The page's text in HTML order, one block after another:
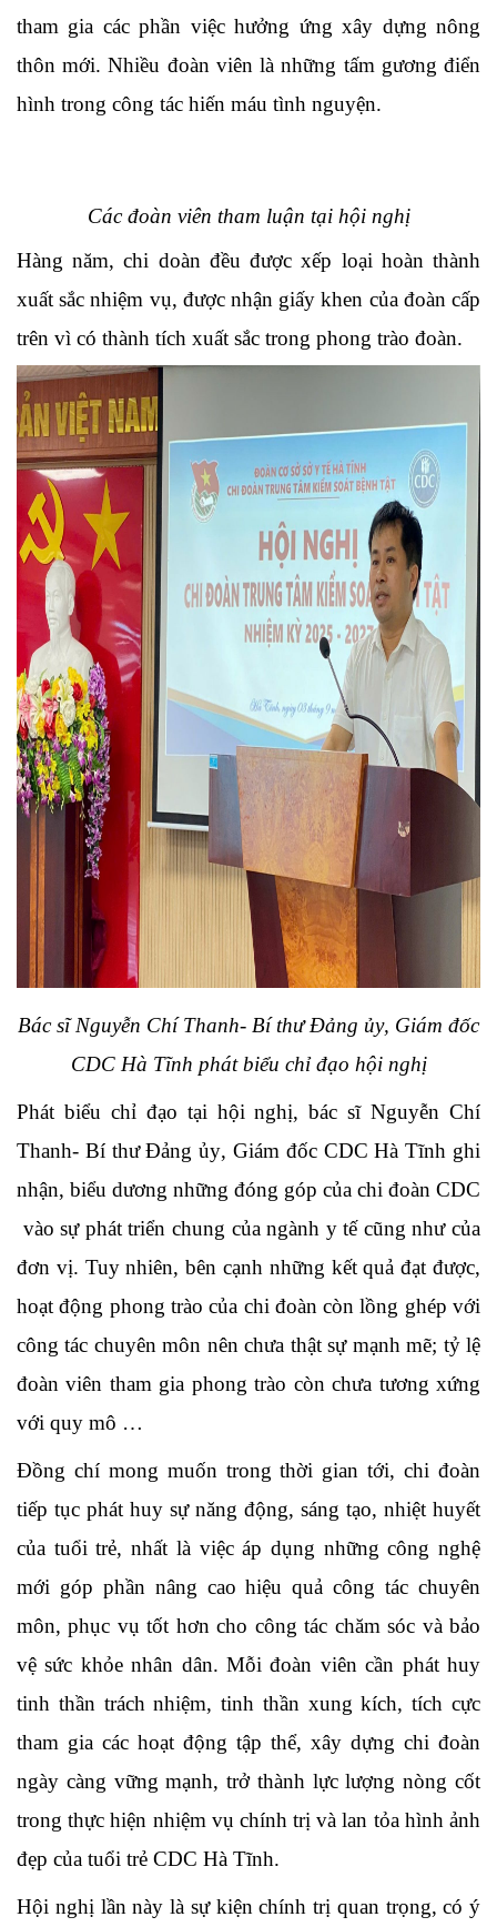
tham gia các phần việc hưởng ứng xây dựng nông
thôn mới.Nhiều đoàn viên là những tấm gương điển
hình trong công tác hiến máu tình nguyện.
Các đoàn viên tham luận tại hội nghị
Hàng năm, chi doàn đều được xếp loại hoàn thành
xuất sắc nhiệm vụ, được nhận giấy khen của đoàn cấp
trên vì có thành tích xuất sắc trong phong trào đoàn.
Bác sĩ Nguyễn Chí Thanh- Bí thư Đảng ủy, Giám đốc
CDC Hà Tĩnh phát biểu chỉ đạo hội nghị
Phát biểu chỉ đạo tại hội nghị, bác sĩ Nguyễn Chí
Thanh- Bí thư Đảng ủy,Giám đốc CDC Hà Tĩnh ghi
nhận, biểu dương những đóng góp của chi đoàn CDC
vào sự phát triển chung của ngành y tế cũng như của
đơn vị. Tuy nhiên, bên cạnh những kết quả đạt được,
hoạt động phong trào của chi đoàncòn lồng ghép với
công tác chuyên môn nên chưa thật sự mạnh mẽ; tỷ lệ
đoàn viên tham gia phong trào còn chưa tương xứng
với quy mô …
Đồng chí mong muốn trong thời gian tới, chi đoàn
tiếp tục phát huy sự năng động, sáng tạo, nhiệt huyết
của tuổi trẻ, nhất là việc áp dụng những công nghệ
mới góp phần nâng cao hiệu quả công tác chuyên
môn, phục vụ tốt hơn cho công tác chăm sóc và bảo
vệ sức khỏe nhân dân. Mỗi đoàn viên cần phát huy
tinh thần trách nhiệm, tinh thần xung kích, tích cực
tham gia các hoạt động tập thể, xây dựng chi đoàn
ngày càng vững mạnh, trở thành lực lượng nòng cốt
trong thực hiện nhiệm vụ chính trị và lan tỏa hình ảnh
đẹp của tuổi trẻ CDC Hà Tĩnh.
Hội nghị lần này là sự kiện chính trị quan trọng, có ý